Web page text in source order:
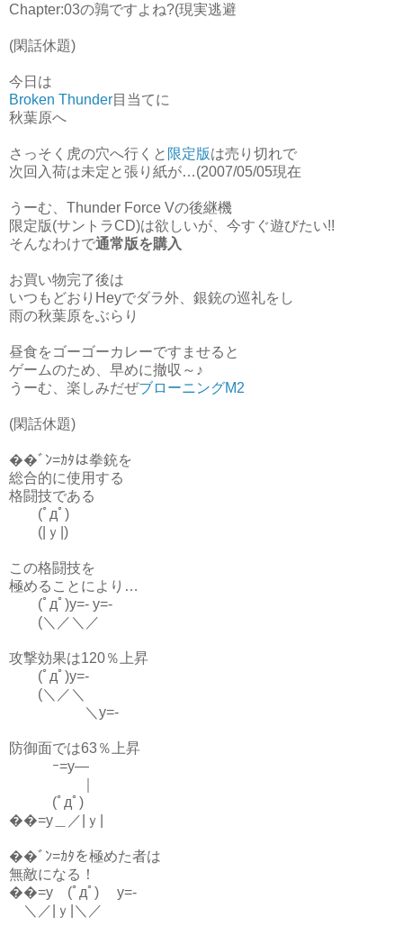
Chapter:03の鶉ですよね?(現実逃避
(閑話休題)
今日は
Broken Thunder目当てに
秋葉原へ
さっそく虎の穴へ行くと 限定版は売り切れで
次回入荷は未定と張り紙が…(2007/05/05現在
うーむ、Thunder Force Vの後継機
限定版(サントラCD)は欲しいが、今すぐ遊びたい!!
そんなわけで通常版を購入
お買い物完了後は
いつもどおりHeyでダラ外、銀銃の巡礼をし
雨の秋葉原をぶらり
昼食をゴーゴーカレーですませると
ゲームのため、早めに撤収～♪
うーむ、楽しみだぜブローニングM2
(閑話休題)
��ﾞﾝ=ｶﾀは拳銃を
総合的に使用する
格闘技である
(ﾟдﾟ)
(|ｙ|)
この格闘技を
極めることにより…
(ﾟдﾟ)y=- y=-
(＼／＼／
攻撃効果は120％上昇
(ﾟдﾟ)y=-
(＼／＼
＼y=-
防御面では63％上昇
ｰ=y―
(ﾟдﾟ)
��=y＿／|ｙ|
��ﾞﾝ=ｶﾀを極めた者は
無敵になる！
��=y (ﾟдﾟ) y=-
＼／|ｙ|＼／